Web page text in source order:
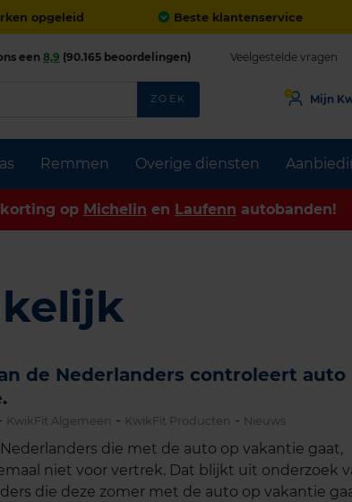
opgeleid Beste klantenservice
Remmen Overige diensten
een8,9 (90.165 beoordelingen) Veelgestelde vragen
ZOEK Mijn
korting op Michelin en Laufenn autobanden!
de Nederlanders controleert auto
KwikFit Algemeen - KwikFit Producten - Nieuws
die met de auto op vakantie gaat,
niet voor vertrek. Dat blijkt uit onderzoek
die deze zomer met de auto op vakantie